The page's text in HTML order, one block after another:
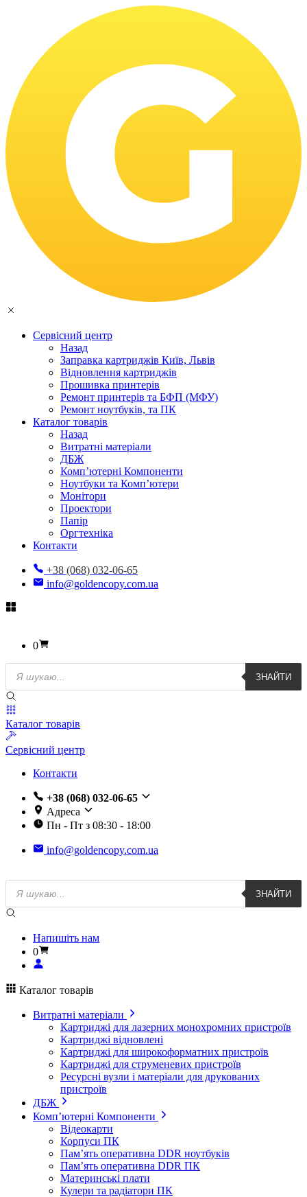
Сервісний центр
Назад
Заправка картриджів Київ, Львів
Відновлення картриджів
Прошивка принтерів
Ремонт принтерів та БФП (МФУ)
Ремонт ноутбуків, та ПК
Каталог товарів
Назад
Витратні матеріали
ДБЖ
Комп’ютерні Компоненти
Ноутбуки та Комп’ютери
Монітори
Проектори
Папір
Оргтехніка
Контакти
+38 (068) 032-06-65
info@goldencopy.com.ua
0
Пошук
товарів
ЗНАЙТИ
Каталог товарів
Сервісний центр
Контакти
+38 (068) 032-06-65
Адреса
Пн - Пт з 08:30 - 18:00
info@goldencopy.com.ua
Пошук
товарів
ЗНАЙТИ
Напишіть нам
0
Каталог товарів
Витратні матеріали
Картриджі для лазерних монохромних пристроїв
Картриджі відновлені
Картриджі для широкоформатних пристроїв
Картриджі для струменевих пристроїв
Ресурсні вузли і матеріали для друкованих
пристроїв
ДБЖ
Комп’ютерні Компоненти
Відеокарти
Корпуси ПК
Пам’ять оперативна DDR ноутбуків
Пам’ять оперативна DDR ПК
Материнські плати
Кулери та радіатори ПК